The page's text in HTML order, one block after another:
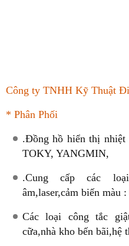
Công ty TNHH Kỹ Thuật
* Phân Phối
.Đồng hồ hiển thị nhiệt
TOKY, YANGMIN,
.Cung cấp các
âm,laser,cảm biến màu :
Các loại công tắc
cữa,nhà kho bến bãi,hệ